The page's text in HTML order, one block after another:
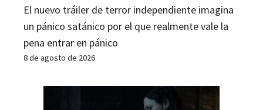
El nuevo tráiler de terror independiente imagina
un pánico satánico por el que realmente vale la
pena entrar en pánico
8 de agosto de 2026